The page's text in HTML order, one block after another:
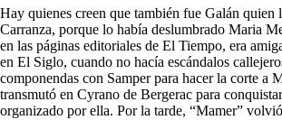
Hay quienes creen que también fue Galán
Carranza, porque lo había deslumbrado Maria
en las páginas editoriales de El Tiempo, era
en El Siglo, cuando no hacía escándalos
componendas con Samper para hacer la corte a
transmutó en Cyrano de Bergerac para
organizado por ella. Por la tarde, “Mamer”